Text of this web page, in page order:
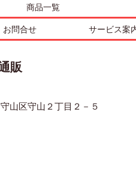
商品一覧
お問合せ サービス案
販
山区守山２丁目２－５